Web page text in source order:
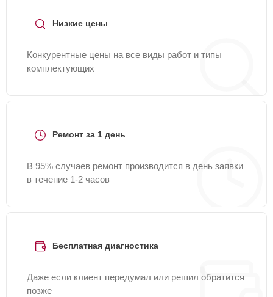
Низкие цены
Конкурентные цены на все виды работ и типы
комплектующих
Ремонт за 1 день
В 95% случаев ремонт производится в день заявки
в течение 1-2 часов
Бесплатная диагностика
Даже если клиент передумал или решил обратится
позже